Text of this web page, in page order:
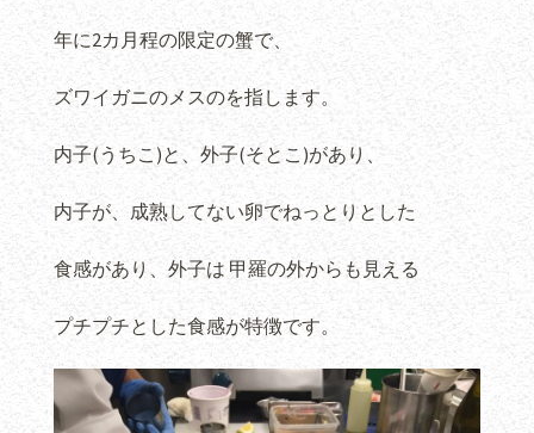
年に2カ月程の限定の蟹で、
ズワイガニのメスのを指します。
内子(うちこ)と、外子(そとこ)があり、
内子が、成熟してない卵でねっとりとした
食感があり、外子は 甲羅の外からも見える
プチプチとした食感が特徴です。